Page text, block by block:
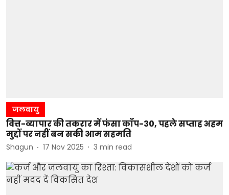
जलवायु
वित्त-व्यापार की तकरार में फंसा कॉप-30, पहले सप्ताह अहम
मुद्दों पर नहीं बन सकी आम सहमति
Shagun 17 Nov 2025 3 min read